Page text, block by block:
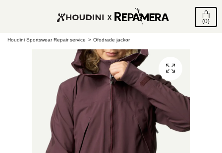
X (0)
Houdini Sportswear Repair service Ofodrade jackor